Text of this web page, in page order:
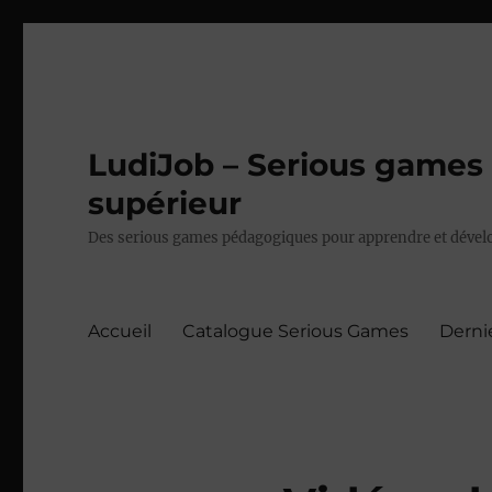
LudiJob – Serious
supérieur
Des serious games pédagogiques pour apprendre et
Accueil Catalogue Serious Games